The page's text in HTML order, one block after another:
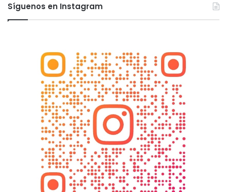
Síguenos en Instagram